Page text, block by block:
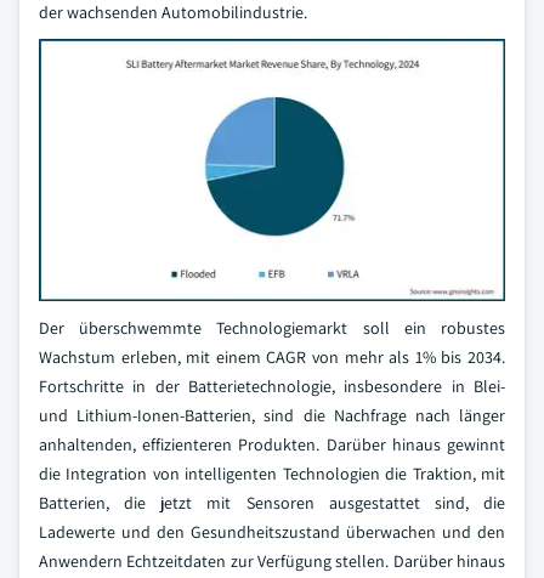
der wachsenden Automobilindustrie.
Der überschwemmte Technologiemarkt soll ein robustes
Wachstum erleben, mit einem CAGR von mehr als 1% bis 2034.
Fortschritte in der Batterietechnologie, insbesondere in Blei-
und Lithium-Ionen-Batterien, sind die Nachfrage nach länger
anhaltenden, effizienteren Produkten. Darüber hinaus gewinnt
die Integration von intelligenten Technologien die Traktion, mit
Batterien, die jetzt mit Sensoren ausgestattet sind, die
Ladewerte und den Gesundheitszustand überwachen und den
Anwendern Echtzeitdaten zur Verfügung stellen. Darüber hinaus